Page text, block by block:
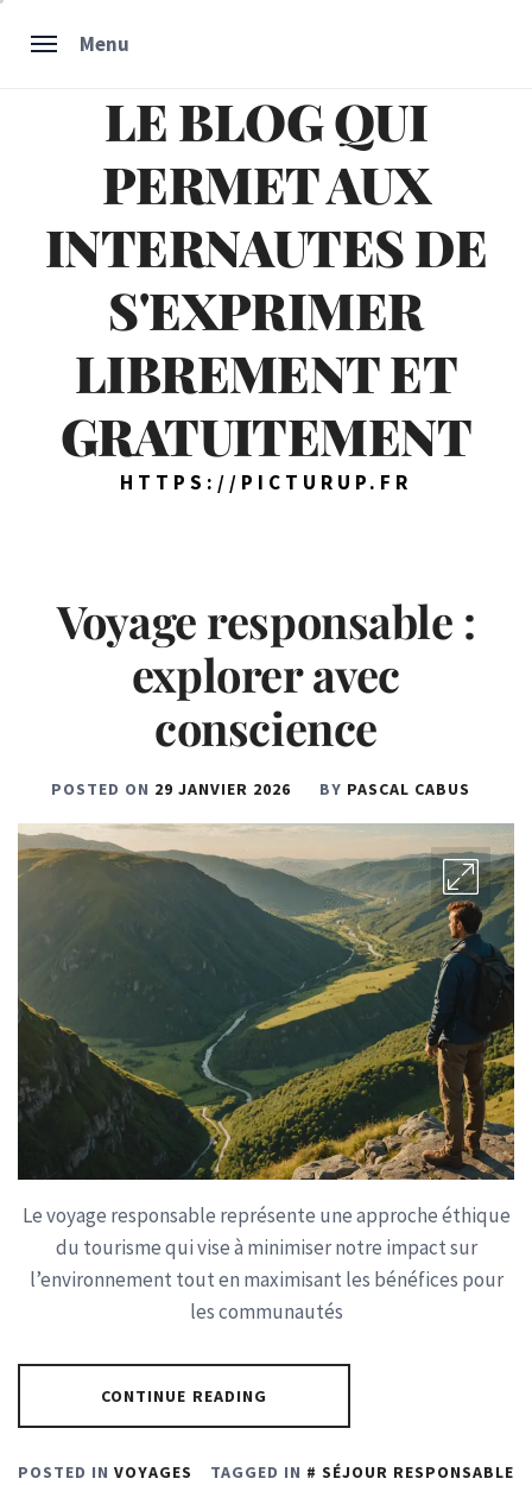
Menu
LE BLOG QUI
PERMET AUX
INTERNAUTES DE
S'EXPRIMER
LIBREMENT ET
GRATUITEMENT
HTTPS://PICTURUP.FR
Voyage responsable :
explorer avec
conscience
POSTED ON 29 JANVIER 2026 BY PASCAL CABUS
Le voyage responsable représente une approche éthique
du tourisme qui vise à minimiser notre impact sur
l’environnement tout en maximisant les bénéfices pour
les communautés
CONTINUE READING
POSTED IN VOYAGES TAGGED IN
SÉJOUR RESPONSABLE